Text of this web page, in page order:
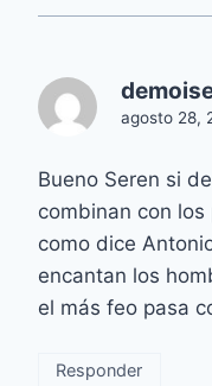
agosto 28,
Bueno Seren si
combinan con
como dice
encantan los
el más feo pasa
Responder